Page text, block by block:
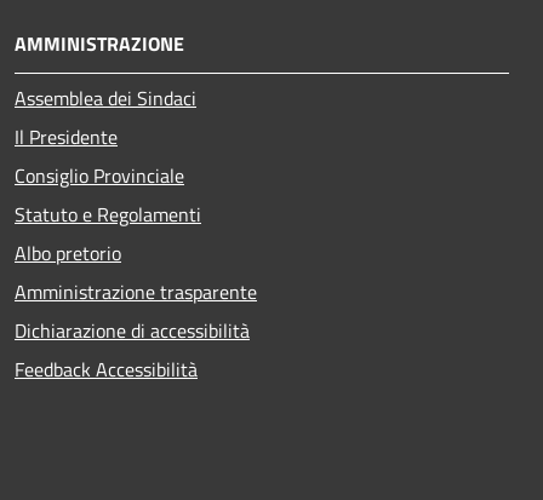
AMMINISTRAZIONE
Assemblea dei Sindaci
Il Presidente
Consiglio Provinciale
Statuto e Regolamenti
Albo pretorio
Amministrazione trasparente
Dichiarazione di accessibilità
Feedback Accessibilità